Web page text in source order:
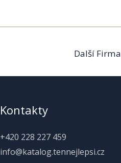
Další Firma
Kontakty
+420 228 227 459
info@katalog.tennejlepsi.cz